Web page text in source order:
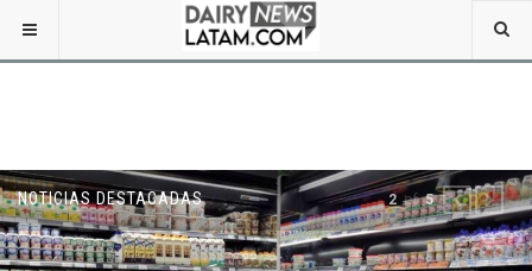
NOTICIAS DESTACADAS 2of5 PREVIOUS
NEXT